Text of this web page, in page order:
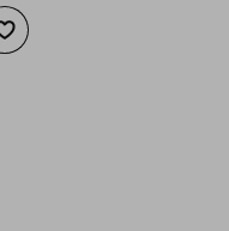
Добави към списъка с